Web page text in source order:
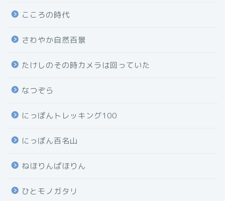
こころの時代
さわやか自然百景
たけしのその時カメラは回っていた
なつぞら
にっぽんトレッキング100
にっぽん百名山
ねほりんぱほりん
ひとモノガタリ